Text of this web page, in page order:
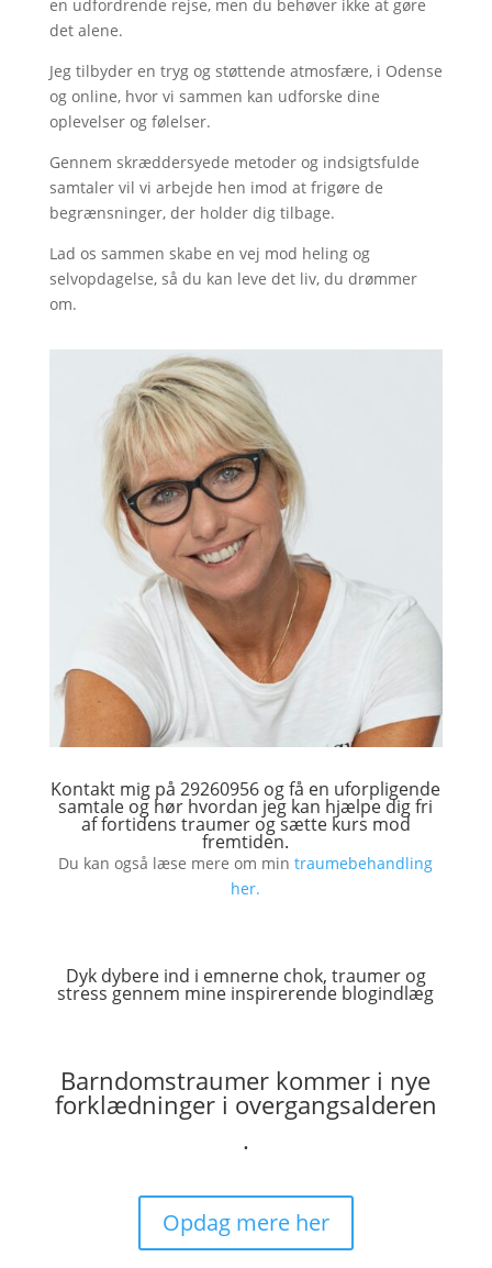
en udfordrende rejse, men du behøver ikke at gøre
det alene.
Jeg tilbyder en tryg og støttende atmosfære, i Odense
og online, hvor vi sammen kan udforske dine
oplevelser og følelser.
Gennem skræddersyede metoder og indsigtsfulde
samtaler vil vi arbejde hen imod at frigøre de
begrænsninger, der holder dig tilbage.
Lad os sammen skabe en vej mod heling og
selvopdagelse, så du kan leve det liv, du drømmer
om.
Kontakt mig på 29260956 og få en uforpligende
samtale og hør hvordan jeg kan hjælpe dig fri
af fortidens traumer og sætte kurs mod
fremtiden.
Du kan også læse mere om mintraumebehandling
her.
Dyk dybere ind i emnerne chok, traumer og
stress gennem mine inspirerende blogindlæg
Barndomstraumer kommer i nye
forklædninger i overgangsalderen
.
Opdag mere her